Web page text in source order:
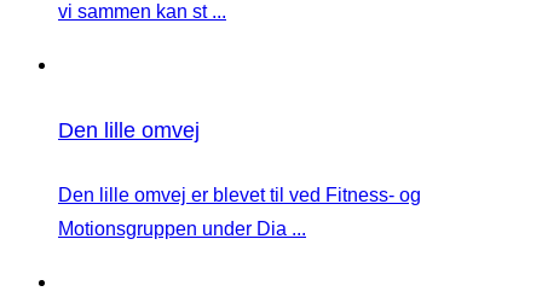
vi sammen kan st ...
Den lille omvej
Den lille omvej er blevet til ved Fitness- og
Motionsgruppen under Dia ...